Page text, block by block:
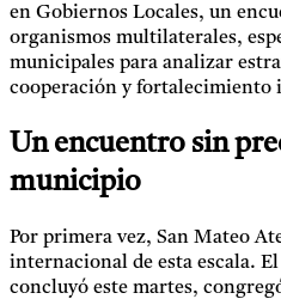
en Gobiernos Locales, un
organismos multilaterales,
municipales para analizar
cooperación y fortalecimiento
Un encuentro sin
municipio
Por primera vez, San Mateo
internacional de esta escala.
concluyó este martes,